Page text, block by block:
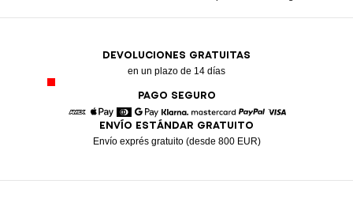
DEVOLUCIONES GRATUITAS
en un plazo de 14 días
PAGO SEGURO
American Express
Apple Pay
DinersGoogle Pay
Klarna MastercardPaypal
ENVÍO ESTÁNDAR GRATUITO
Envío exprés gratuito (desde 800 EUR)